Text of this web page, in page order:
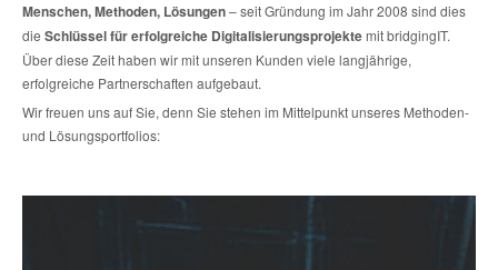
Menschen, Methoden, Lösungen– seit Gründung im Jahr 2008 sind dies
die Schlüssel für erfolgreiche Digitalisierungsprojektemit bridgingIT.
Über diese Zeit haben wir mit unseren Kunden viele langjährige,
erfolgreiche Partnerschaften aufgebaut.
Wir freuen uns auf Sie, denn Sie stehen im Mittelpunkt unseres Methoden-
und Lösungsportfolios: